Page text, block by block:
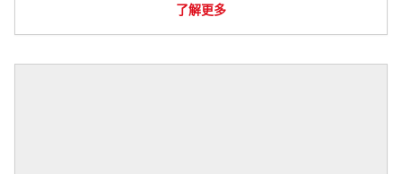
了解更多